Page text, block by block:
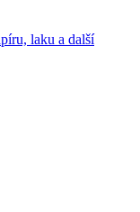
laku a další